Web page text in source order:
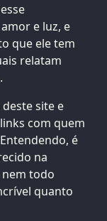
e luz, e
que ele tem
relatam
site e
com quem
é
na
todo
quanto